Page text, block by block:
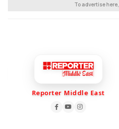
To advertise here,
Reporter Middle East